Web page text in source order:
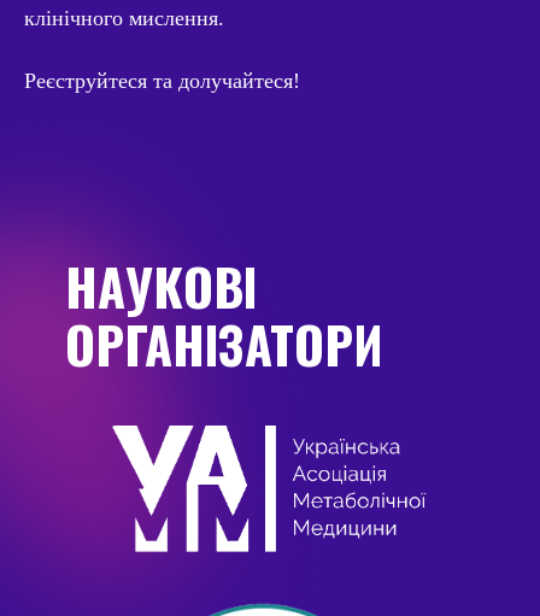
клінічного мислення.
Реєструйтеся та долучайтеся!
НАУКОВІ
ОРГАНІЗАТОРИ